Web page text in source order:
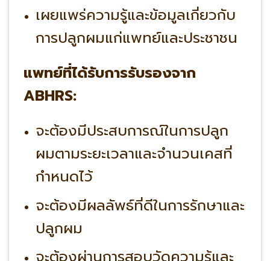
เผยแพร่ความรู้และข้อมูลเกี่ยวกับ
การปลูกผมแก่แพทย์และประชาชน
แพทย์ที่ได้รับการรับรองจาก
ABHRS:
จะต้องมีประสบการณ์ในการปลูก
ผมตามระยะเวลาและจำนวนเคสที่
กำหนดไว้
จะต้องมีผลลัพธ์ที่ดีในการรักษาและ
ปลูกผม